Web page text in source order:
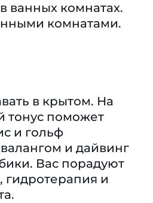
ванных комнатах.
комнатами.
в крытом. На
тонус поможет
и гольф
и дайвинг
Вас порадуют
гидротерапия и